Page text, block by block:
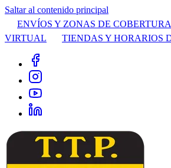
Saltar al contenido principal
ENVÍOS Y ZONAS DE COBERTURA
VIRTUAL
TIENDAS Y HORARIOS